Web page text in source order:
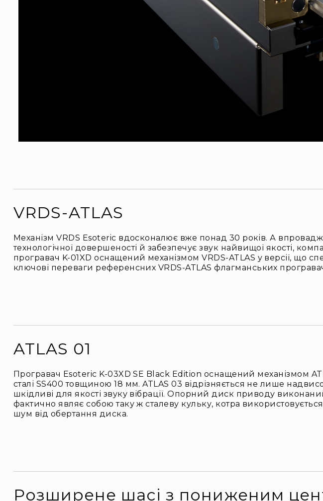
VRDS-ATLAS
Механізм VRDS Esoteric вдосконалює вже понад 30 років. А
технологічної довершеності й забезпечує звук найвищої якості,
програвач K-01XD оснащений механізмом VRDS-ATLAS у версії, що
ключові переваги референсних VRDS-ATLAS флагманських
ATLAS 01
Програвач Esoteric K-03XD SE Black Edition оснащений механізмом
сталі SS400 товщиною 18 мм. ATLAS 03 відрізняється не лише
шкідливі для якості звуку вібрації. Опорний диск приводу
фактично являє собою таку ж сталеву кульку, котра
шум від обертання диска.
Розширене шасі з пониженим